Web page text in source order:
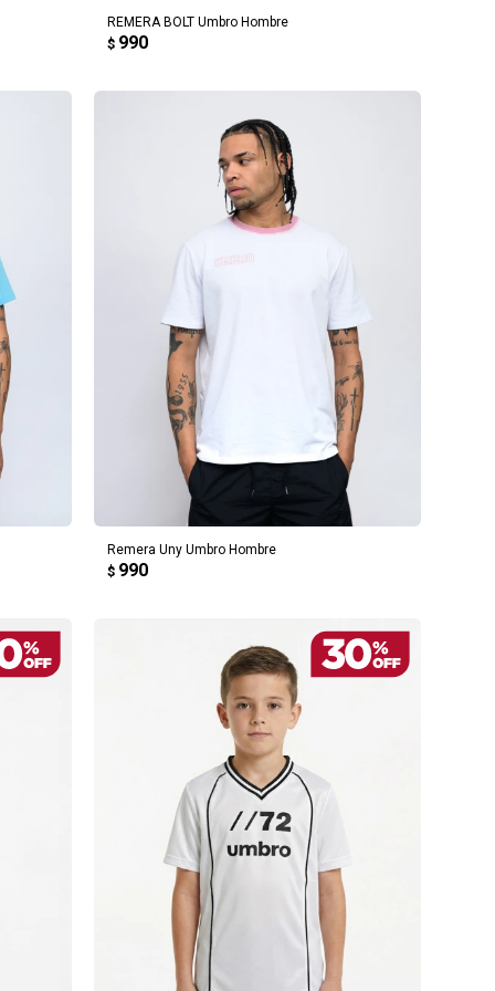
REMERA BOLT Umbro Hombre
$ 990
Remera Uny Umbro Hombre
$ 990
AGREGAR AL CARRITO